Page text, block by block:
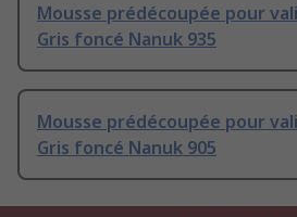
Mousse prédécoupée pour
Gris foncé Nanuk 935
Mousse prédécoupée pour
Gris foncé Nanuk 905